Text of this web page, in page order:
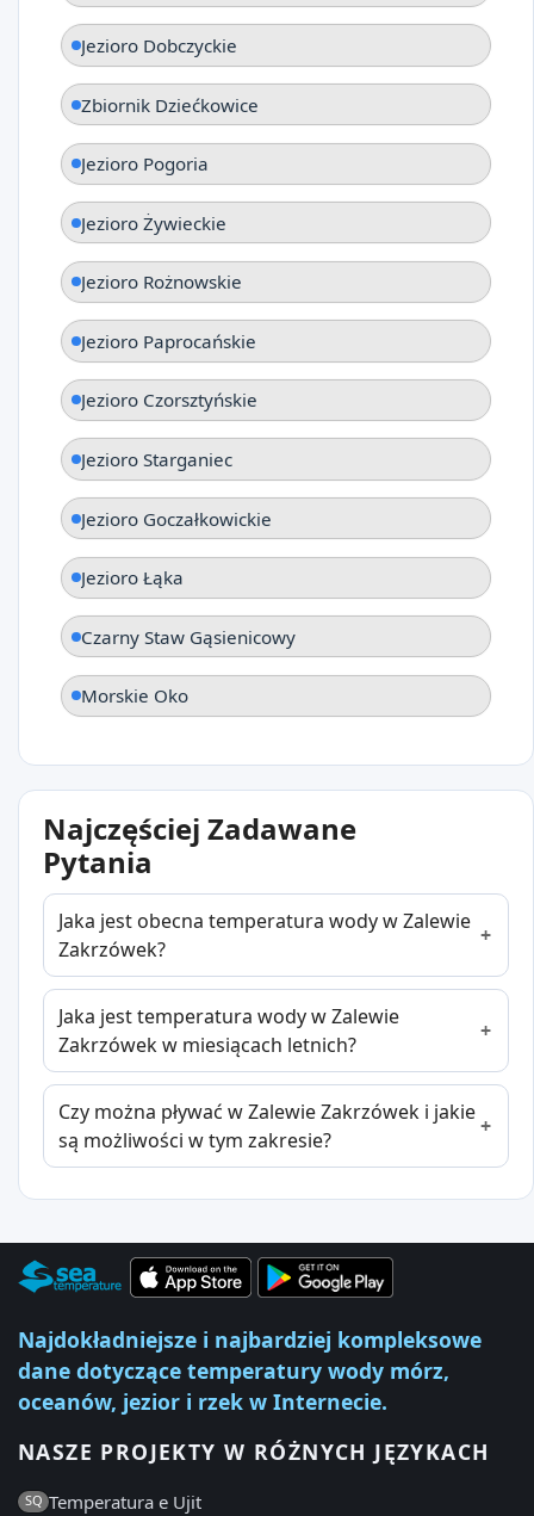
Jezioro Dobczyckie
Zbiornik Dziećkowice
Jezioro Pogoria
Jezioro Żywieckie
Jezioro Rożnowskie
Jezioro Paprocańskie
Jezioro Czorsztyńskie
Jezioro Starganiec
Jezioro Goczałkowickie
Jezioro Łąka
Czarny Staw Gąsienicowy
Morskie Oko
Najczęściej Zadawane
Pytania
Jaka jest obecna temperatura wody w Zalewie
Zakrzówek?
Jaka jest temperatura wody w Zalewie
Zakrzówek w miesiącach letnich?
Czy można pływać w Zalewie Zakrzówek i jakie
są możliwości w tym zakresie?
Najdokładniejsze i najbardziej kompleksowe
dane dotyczące temperatury wody mórz,
oceanów, jezior i rzek w Internecie.
NASZE PROJEKTY W RÓŻNYCH JĘZYKACH
SQ Temperatura e Ujit